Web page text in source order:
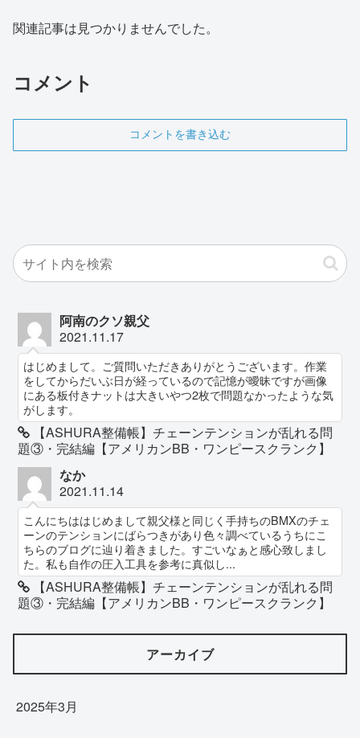
関連記事は見つかりませんでした。
コメント
コメントを書き込む
阿南のクソ親父
2021.11.17
はじめまして。ご質問いただきありがとうございます。作業
をしてからだいぶ日が経っているので記憶が曖昧ですが画像
にある板付きナットは大きいやつ2枚で問題なかったような気
がします。
【ASHURA整備帳】チェーンテンションが乱れる問
題③・完結編【アメリカンBB・ワンピースクランク】
なか
2021.11.14
こんにちははじめまして親父様と同じく手持ちのBMXのチェ
ーンのテンションにばらつきがあり色々調べているうちにこ
ちらのブログに辿り着きました。すごいなぁと感心致しまし
た。私も自作の圧入工具を参考に真似し...
【ASHURA整備帳】チェーンテンションが乱れる問
題③・完結編【アメリカンBB・ワンピースクランク】
アーカイブ
2025年3月